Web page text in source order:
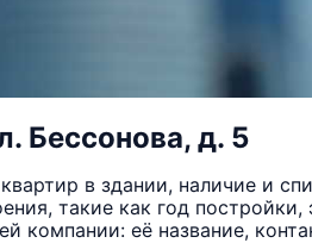
Бессонова, д. 5
в здании, наличие и
такие как год постройки,
компании: её название,